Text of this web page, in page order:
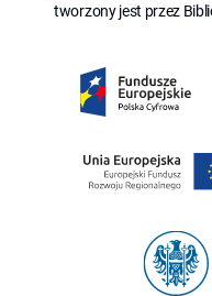
tworzony jest przez